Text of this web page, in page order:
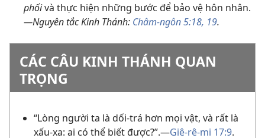
phốivà thực hiện những bước để bảo vệ hôn nhân.
—Nguyên tắc Kinh Thánh: Châm-ngôn 5:18, 19.
CÁC CÂU KINH THÁNH QUAN
TRỌNG
“Lòng người ta là dối-trá hơn mọi vật, và rất là
xấu-xa: ai có thể biết được?”.—Giê-rê-mi 17:9.